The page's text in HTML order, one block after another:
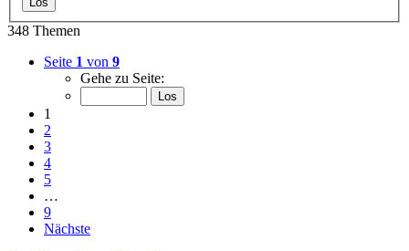
348 Themen
Seite 1 von 9
Gehe zu Seite:
1
2
3
4
5
…
9
Nächste